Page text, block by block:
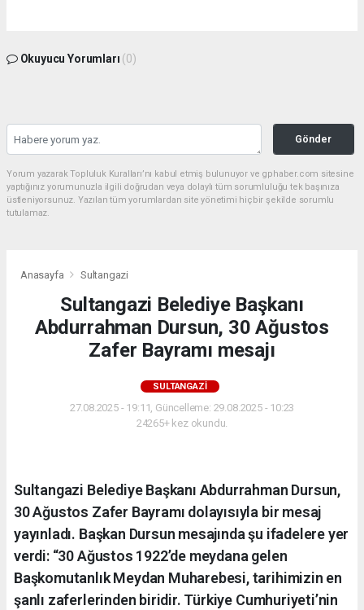
Okuyucu Yorumları (0)
Gönder
Yorum yazarak Topluluk Kuralları’nı kabul etmiş bulunuyor ve gphaber.com sitesine
yaptığınız yorumunuzla ilgili doğrudan veya dolaylı tüm sorumluluğu tek başınıza
üstleniyorsunuz. Yazılan tüm yorumlardan site yönetimi hiçbir şekilde sorumlu
tutulamaz.
Anasayfa Sultangazi
Sultangazi Belediye Başkanı
Abdurrahman Dursun, 30 Ağustos
Zafer Bayramı mesajı
SULTANGAZI
27.08.2025 - 19:11, Güncelleme: 29.08.2025 - 10:23
24265+ kez okundu.
Sultangazi Belediye Başkanı Abdurrahman Dursun,
30 Ağustos Zafer Bayramı dolayısıyla bir mesaj
yayınladı. Başkan Dursun mesajında şu ifadelere yer
verdi: “30 Ağustos 1922’de meydana gelen
Başkomutanlık Meydan Muharebesi, tarihimizin en
şanlı zaferlerinden biridir. Türkiye Cumhuriyeti’nin